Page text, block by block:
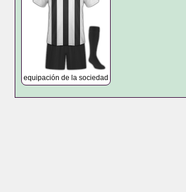
equipación de la sociedad